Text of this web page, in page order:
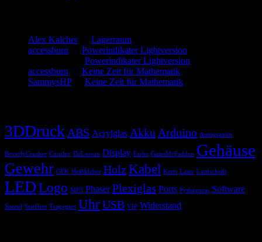
Alex Kalcherzu Lagerraum
accessburn
Powerindikater Lightversion
Powerindikater Lightversion
accessburn
Keine Zeit für Mathematik
SammysHPzu Keine Zeit für Mathematik
3DDruck ABS Acrylglas Akku Arduino Autogramm
BeverlyCrusher Cosplay DeLorean Display Farbe GatesMcFadden Gehäuse
Gewehr GFK Heißkleber HolzKabel Kreis Laser Laufschrift
LEDLogo MP3 Phaser Plexiglas Ports Pythagoras Software
Sound Starfleet Tragegurt UhrUSB VIP Widerstand